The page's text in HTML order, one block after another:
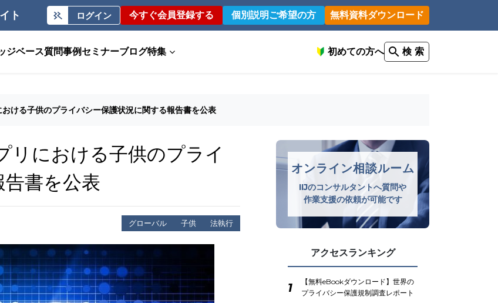
ト ログイン 今すぐ会員登録する 個別説明ご希望の方 無料資料ダウンロード
ジベース質問事例 セミナーブログ特集 初めての方へ 検 索
ける子供のプライバシー保護状況に関する報告書を公表
における子供のプライ
書を公表
グローバル 子供 法執行
オンライン相談ルーム
IIJのコンサルタントへ質問や
作業支援の依頼が可能です
アクセスランキング
1
【無料eBookダウンロード】世界の
プライバシー保護規制調査レポート